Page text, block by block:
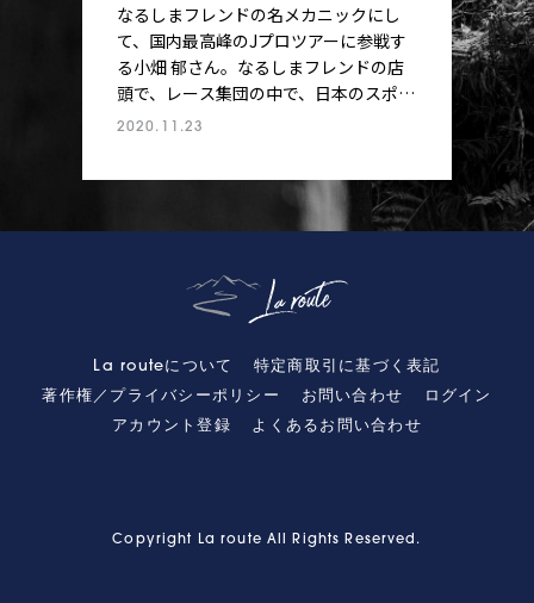
なるしまフレンドの名メカニックにし
て、国内最高峰のJプロツアーに参戦す
る小畑 郁さん。なるしまフレンドの店
頭で、レース集団の中で、日本のスポー
ツバイクシーンを見続けてきた小畑さん
「メカニック小畑の言いたい放題」。第
１回のテーマはディスクロード。リムブ
を、メカニック目線＆選手目線で包み隠
さずお伝えする。
2020.11.23
La routeについて 特定商取引に基づく表記
著作権／プライバシーポリシー お問い合わせ ログイン
アカウント登録 よくあるお問い合わせ
Copyright La route All Rights Reserved.